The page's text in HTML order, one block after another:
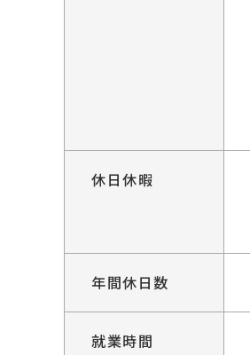
休日休暇
年間休日数
就業時間